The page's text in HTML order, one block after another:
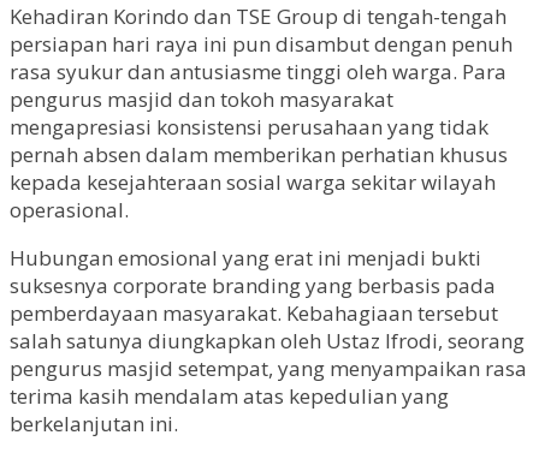
Kehadiran Korindo dan TSE Group di tengah-tengah
persiapan hari raya ini pun disambut dengan penuh
rasa syukur dan antusiasme tinggi oleh warga. Para
pengurus masjid dan tokoh masyarakat
mengapresiasi konsistensi perusahaan yang tidak
pernah absen dalam memberikan perhatian khusus
kepada kesejahteraan sosial warga sekitar wilayah
operasional.
Hubungan emosional yang erat ini menjadi bukti
suksesnya corporate branding yang berbasis pada
pemberdayaan masyarakat. Kebahagiaan tersebut
salah satunya diungkapkan oleh Ustaz Ifrodi, seorang
pengurus masjid setempat, yang menyampaikan rasa
terima kasih mendalam atas kepedulian yang
berkelanjutan ini.